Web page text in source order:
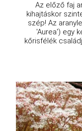
Az előző faj
kihajtáskor
szép! Az
'Aurea') egy
kőrisfélék